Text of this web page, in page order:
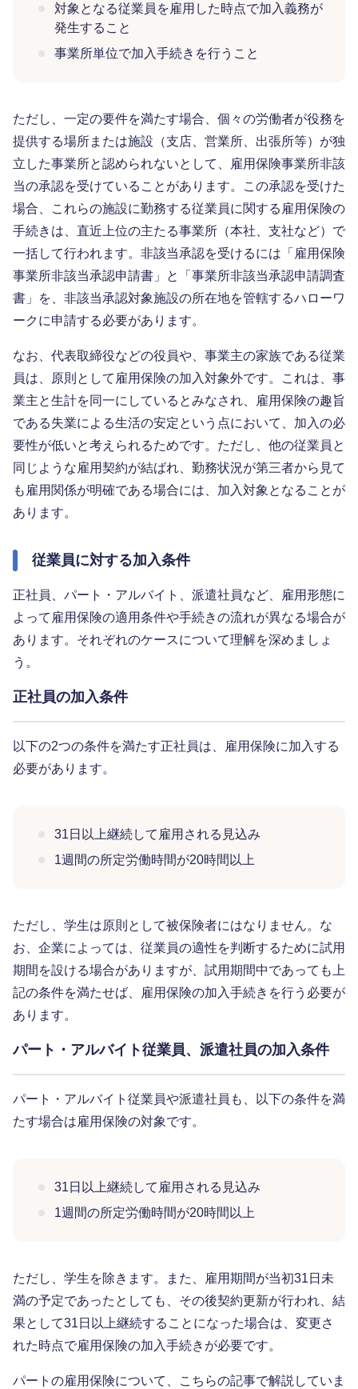
対象となる従業員を雇用した時点で加入義務が
発生すること
事業所単位で加入手続きを行うこと
ただし、一定の要件を満たす場合、個々の労働者が役務を
提供する場所または施設（支店、営業所、出張所等）が独
立した事業所と認められないとして、雇用保険事業所非該
当の承認を受けていることがあります。この承認を受けた
場合、これらの施設に勤務する従業員に関する雇用保険の
手続きは、直近上位の主たる事業所（本社、支社など）で
一括して行われます。非該当承認を受けるには「雇用保険
事業所非該当承認申請書」と「事業所非該当承認申請調査
書」を、非該当承認対象施設の所在地を管轄するハローワ
ークに申請する必要があります。
なお、代表取締役などの役員や、事業主の家族である従業
員は、原則として雇用保険の加入対象外です。これは、事
業主と生計を同一にしているとみなされ、雇用保険の趣旨
である失業による生活の安定という点において、加入の必
要性が低いと考えられるためです。ただし、他の従業員と
同じような雇用契約が結ばれ、勤務状況が第三者から見て
も雇用関係が明確である場合には、加入対象となることが
あります。
従業員に対する加入条件
正社員、パート・アルバイト、派遣社員など、雇用形態に
よって雇用保険の適用条件や手続きの流れが異なる場合が
あります。それぞれのケースについて理解を深めましょ
う。
正社員の加入条件
以下の2つの条件を満たす正社員は、雇用保険に加入する
必要があります。
31日以上継続して雇用される見込み
1週間の所定労働時間が20時間以上
ただし、学生は原則として被保険者にはなりません。な
お、企業によっては、従業員の適性を判断するために試用
期間を設ける場合がありますが、試用期間中であっても上
記の条件を満たせば、雇用保険の加入手続きを行う必要が
あります。
パート・アルバイト従業員、派遣社員の加入条件
パート・アルバイト従業員や派遣社員も、以下の条件を満
たす場合は雇用保険の対象です。
31日以上継続して雇用される見込み
1週間の所定労働時間が20時間以上
ただし、学生を除きます。また、雇用期間が当初31日未
満の予定であったとしても、その後契約更新が行われ、結
果として31日以上継続することになった場合は、変更さ
れた時点で雇用保険の加入手続きが必要です。
パートの雇用保険について、こちらの記事で解説していま